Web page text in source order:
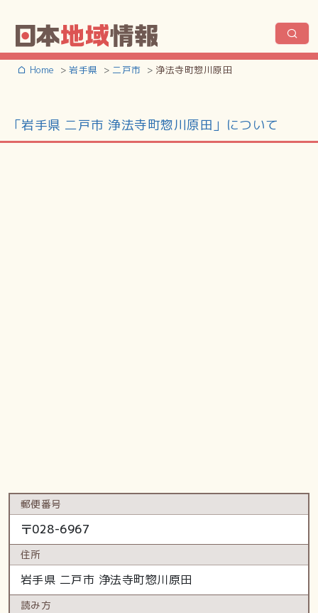
Home 岩手県 二戸市 浄法寺町惣川原田
「岩手県 二戸市 浄法寺町惣川原田」について
郵便番号
〒028-6967
住所
岩手県 二戸市 浄法寺町惣川原田
読み方